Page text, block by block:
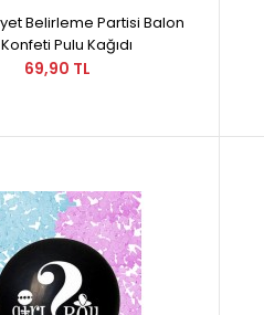
Belirleme Partisi Balon
Pulu Kağıdı
69,90 TL